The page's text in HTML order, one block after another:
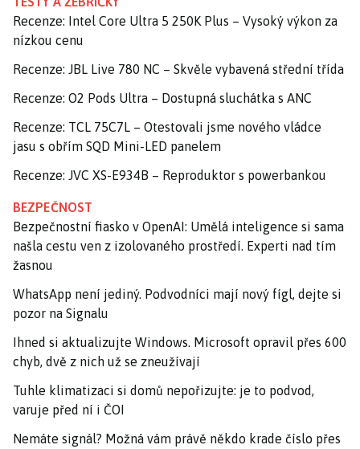
Recenze: Intel Core Ultra 5 250K Plus – Vysoký výkon za
nízkou cenu
Recenze: JBL Live 780 NC – Skvěle vybavená střední třída
Recenze: O2 Pods Ultra – Dostupná sluchátka s ANC
Recenze: TCL 75C7L – Otestovali jsme nového vládce
jasu s obřím SQD Mini-LED panelem
Recenze: JVC XS-E934B – Reproduktor s powerbankou
BEZPEČNOST
Bezpečnostní fiasko v OpenAI: Umělá inteligence si sama
našla cestu ven z izolovaného prostředí. Experti nad tím
žasnou
WhatsApp není jediný. Podvodníci mají nový fígl, dejte si
pozor na Signalu
Ihned si aktualizujte Windows. Microsoft opravil přes 600
chyb, dvě z nich už se zneužívají
Tuhle klimatizaci si domů nepořizujte: je to podvod,
varuje před ní i ČOI
Nemáte signál? Možná vám právě někdo krade číslo přes